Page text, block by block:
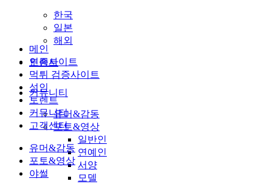
한국
일본
해외
토렌트
커뮤니티
유머&감동
포토&영상
일반인
연예인
서양
모델
메인
인증사이트
먹튀 검증사이트
성인
토렌트
커뮤니티
고객센터
유머&감동
포토&영상
야썰